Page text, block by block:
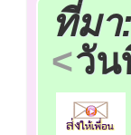
ที่มา:
วัน